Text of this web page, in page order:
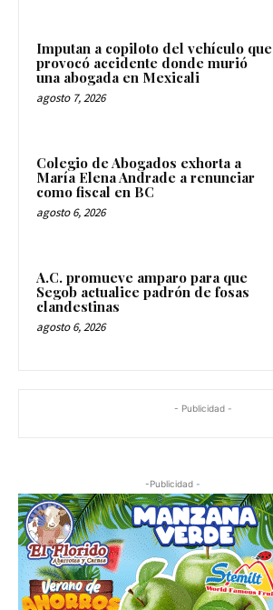
Imputan a copiloto del vehículo que
provocó accidente donde murió
una abogada en Mexicali
agosto 7, 2026
Colegio de Abogados exhorta a
María Elena Andrade a renunciar
como fiscal en BC
agosto 6, 2026
A.C. promueve amparo para que
Segob actualice padrón de fosas
clandestinas
agosto 6, 2026
- Publicidad -
-Publicidad -